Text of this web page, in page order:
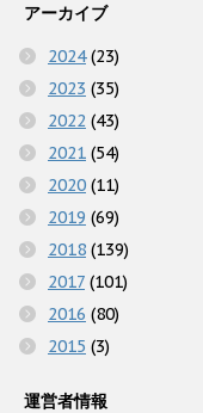
アーカイブ
2024(23)
2023 (35)
2022 (43)
2021 (54)
2020 (11)
2019 (69)
2018 (139)
2017 (101)
2016 (80)
2015 (3)
運営者情報